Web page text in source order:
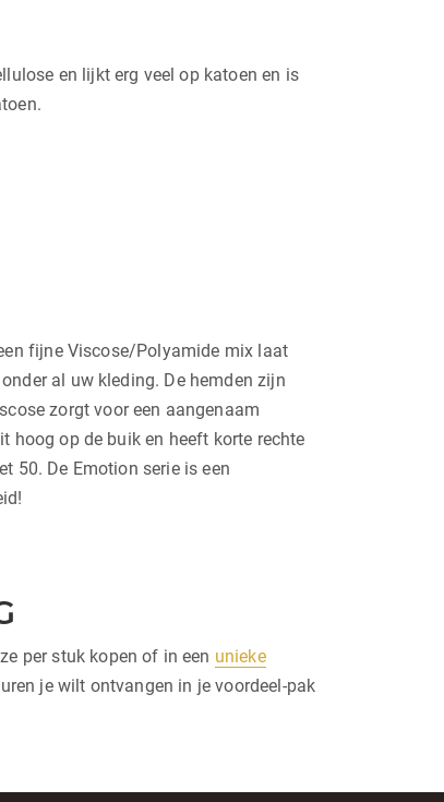
en lijkt erg veel op katoen en is
fijne Viscose/Polyamide mix laat
al uw kleding. De hemden zijn
zorgt voor een aangenaam
hoog op de buik en heeft korte rechte
50. De Emotion serie is een
per stuk kopen of in een unieke
je wilt ontvangen in je voordeel-pak